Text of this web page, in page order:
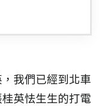
我們已經到北車
英怯生生的打電